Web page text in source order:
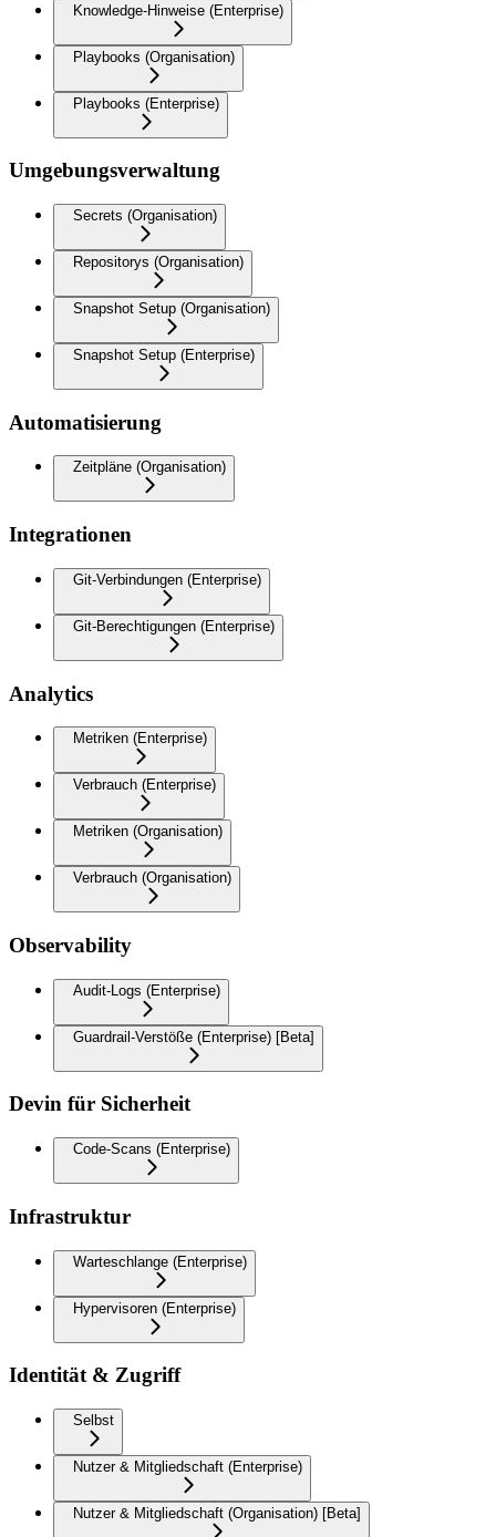
Knowledge-Hinweise (Enterprise)
Playbooks (Organisation)
Playbooks (Enterprise)
Umgebungsverwaltung
Secrets (Organisation)
Repositorys (Organisation)
Snapshot Setup (Organisation)
Snapshot Setup (Enterprise)
Automatisierung
Zeitpläne (Organisation)
Integrationen
Git-Verbindungen (Enterprise)
Git-Berechtigungen (Enterprise)
Analytics
Metriken (Enterprise)
Verbrauch (Enterprise)
Metriken (Organisation)
Verbrauch (Organisation)
Observability
Audit-Logs (Enterprise)
Guardrail-Verstöße (Enterprise) [Beta]
Devin für Sicherheit
Code-Scans (Enterprise)
Infrastruktur
Warteschlange (Enterprise)
Hypervisoren (Enterprise)
Identität & Zugriff
Selbst
Nutzer & Mitgliedschaft (Enterprise)
Nutzer & Mitgliedschaft (Organisation) [Beta]